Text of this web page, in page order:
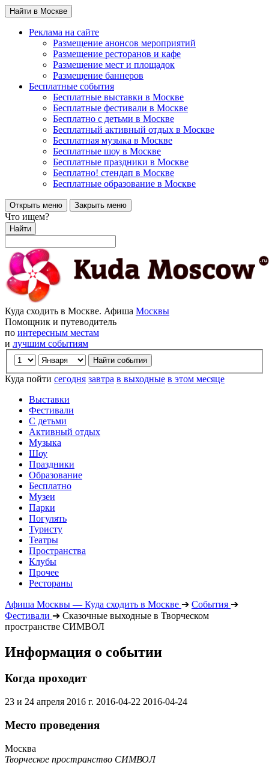
Найти в Москве
Реклама на сайте
Размещение анонсов мероприятий
Размещение ресторанов и кафе
Размещение мест и площадок
Размещение баннеров
Бесплатные события
Бесплатные выставки в Москве
Бесплатные фестивали в Москве
Бесплатно с детьми в Москве
Бесплатный активный отдых в Москве
Бесплатная музыка в Москве
Бесплатные шоу в Москве
Бесплатные праздники в Москве
Бесплатно! стендап в Москве
Бесплатные образование в Москве
Открыть меню Закрыть меню
Что ищем?
Найти
Куда сходить в Москве. Афиша Москвы
Помощник и путеводитель
по интересным местам
и лучшим событиям
Куда пойти сегодня завтра в выходные в этом месяце
Выставки
Фестивали
С детьми
Активный отдых
Музыка
Шоу
Праздники
Образование
Бесплатно
Музеи
Парки
Погулять
Туристу
Театры
Пространства
Клубы
Прочее
Рестораны
Афиша Москвы — Куда сходить в Москве ➔ События ➔
Фестивали ➔ Сказочные выходные в Творческом
пространстве СИМВОЛ
Информация о событии
Когда проходит
23 и 24 апреля 2016 г. 2016-04-22 2016-04-24
Место проведения
Москва
Творческое пространство СИМВОЛ